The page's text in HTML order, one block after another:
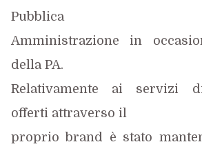
Pubblica
Amministrazione in
della PA.
Relativamente ai servizi
offerti attraverso il
proprio brand è stato